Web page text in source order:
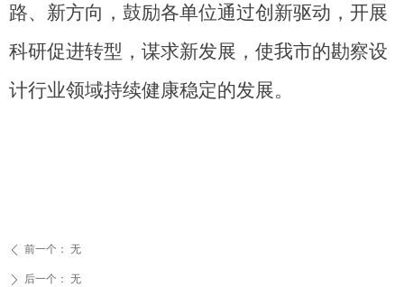
ꄴ 前一个： 无
ꄲ 后一个： 无
路、新方向，鼓励各单位通过创新驱动，开展
科研促进转型，谋求新发展，使我市的勘察设
计行业领域持续健康稳定的发展。